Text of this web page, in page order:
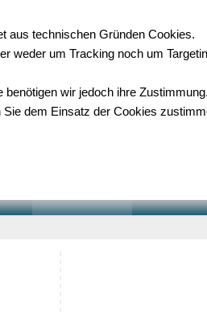
aus technischen Gründen Cookies.
weder um Tracking noch um
benötigen wir jedoch ihre
dem Einsatz der Cookies